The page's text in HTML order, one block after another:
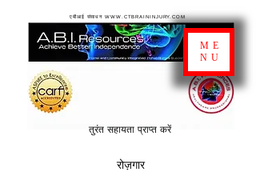
रोज़गार
तुरंत सहायता प्राप्त करें
एबीआई संसाधन WWW.CTBRAININJURY.COM
ME
NU